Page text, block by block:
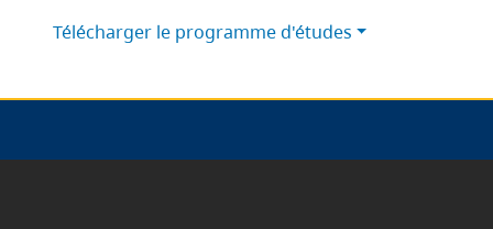
Télécharger le programme d'études